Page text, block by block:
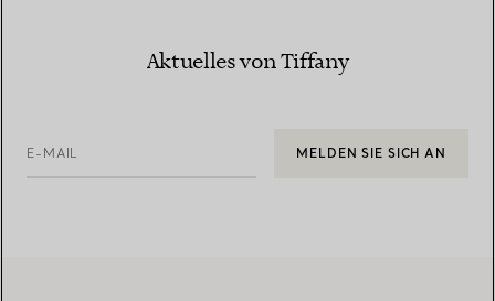
Aktuelles von Tiffany
E-MAIL MELDEN SIE SICH AN